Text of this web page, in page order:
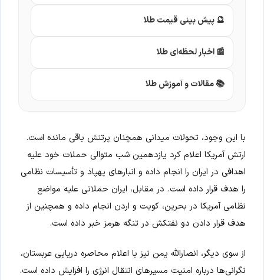
🔮 پیش بینی قیمت طلا
📰 اخبار لحظه‌ای طلا
📚 مقالات و آموزش طلا
با این وجود، تحولات میدانی همچنان پرتنش باقی مانده است.
ارتش آمریکا اعلام کرد یازدهمین شب متوالی حملات خود علیه
اهدافی در ایران را انجام داده و انبارهای پهپاد و تأسیسات نظامی
را هدف قرار داده است. در مقابل، ایران حملاتی علیه مواضع
نظامی آمریکا در بحرین، کویت و اردن انجام داده و همچنین از
هدف قرار دادن دو نفتکش در تنگه هرمز خبر داده است.
از سوی دیگر، انصارالله یمن نیز با اعلام محاصره دریایی عربستان،
نگرانی‌ها درباره امنیت مسیرهای انتقال انرژی را افزایش داده است.